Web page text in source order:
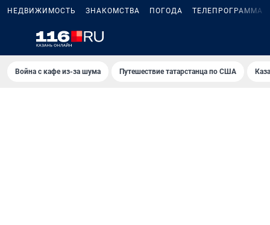
НЕДВИЖИМОСТЬ ЗНАКОМСТВА ПОГОДА ТЕЛЕПРОГРАММА
Война с кафе из-за шума Путешествие татарстанца по США